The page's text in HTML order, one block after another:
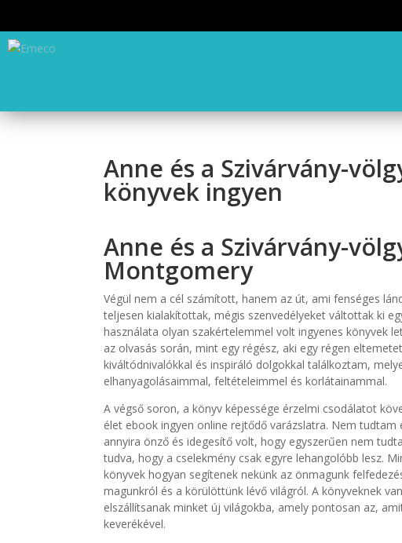
Anne és a Szivárvány-
könyvek ingyen
Anne és a Szivárvány-
Montgomery
Végül nem a cél számított, hanem az út, ami fenséges
teljesen kialakítottak, mégis szenvedélyeket váltottak ki
használata olyan szakértelemmel volt ingyenes könyvek
az olvasás során, mint egy régész, aki egy régen
kiváltódnivalókkal és inspiráló dolgokkal találkoztam,
elhanyagolásaimmal, feltételeimmel és korlátainammal.
A végső soron, a könyv képessége érzelmi csodálatot
élet ebook ingyen online rejtődő varázslatra. Nem
annyira önző és idegesítő volt, hogy egyszerűen nem
tudva, hogy a cselekmény csak egyre lehangolóbb lesz.
könyvek hogyan segítenek nekünk az önmagunk
magunkról és a körülöttünk lévő világról. A könyveknek
elszállítsanak minket új világokba, amely pontosan az,
keverékével.